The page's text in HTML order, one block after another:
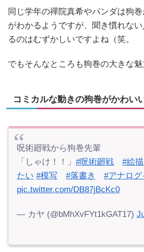
同じ学年の禪院真希やパンダは狗
がわかるようですが、聞き慣れな
るのはむずかしいですよね（笑。
でもそんなところも狗巻の大きな魅
コミカルな動きの狗巻がかわい
呪術廻戦から狗巻先輩
「しゃけ！！」 #呪術廻戦
#絵
たい #模写 #落書き
#アナログ
pic.twitter.com/DB87jBcKc0
— カヤ (@bMhXvFYt1kGAT17)